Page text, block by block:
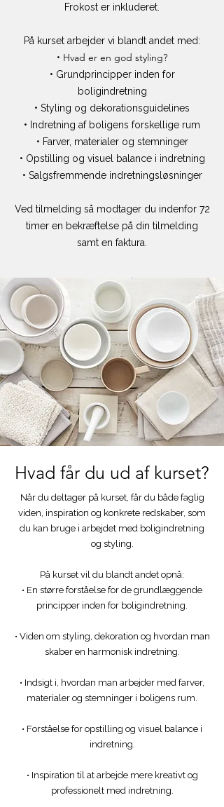
Frokost er inkluderet.
På kurset arbejder vi blandt andet med:
• Hvad er en god styling?
• Grundprincipper inden for
boligindretning
• Styling og dekorationsguidelines
• Indretning af boligens forskellige rum
• Farver, materialer og stemninger
• Opstilling og visuel balance i indretning
• Salgsfremmende indretningsløsninger
Ved tilmelding så modtager du indenfor 72
timer en bekræftelse på din tilmelding
samt en faktura.
Hvad får du ud af kurset?
Når du deltager på kurset, får du både faglig
viden, inspiration og konkrete redskaber, som
du kan bruge i arbejdet med boligindretning
og styling.
På kurset vil du blandt andet opnå:
• En større forståelse for de grundlæggende
principper inden for boligindretning.
• Viden om styling, dekoration og hvordan man
skaber en harmonisk indretning.
• Indsigt i, hvordan man arbejder med farver,
materialer og stemninger i boligens rum.
• Forståelse for opstilling og visuel balance i
indretning.
• Inspiration til at arbejde mere kreativt og
professionelt med indretning.